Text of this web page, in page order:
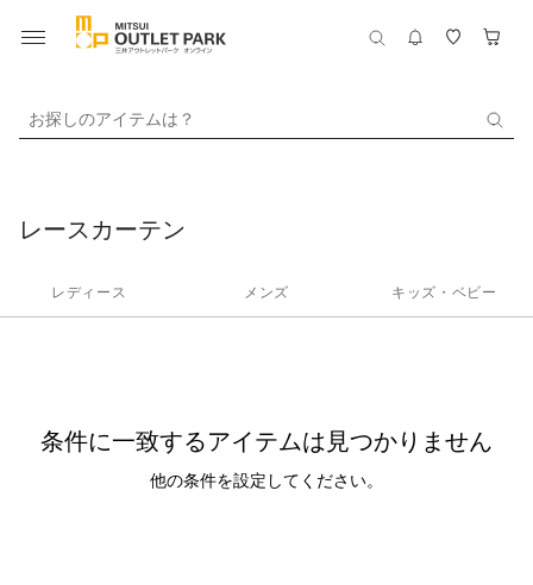
お探しのアイテムは？
レースカーテン
レディース メンズ キッズ・ベビー
条件に一致するアイテムは見つかりません
他の条件を設定してください。